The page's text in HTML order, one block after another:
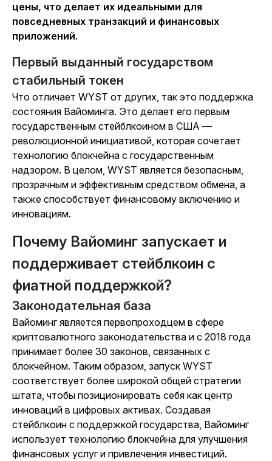
цены, что делает их идеальными для
повседневных транзакций и финансовых
приложений.
Первый выданный государством
стабильный токен
Что отличает WYST от других, так это поддержка
состояния Вайоминга. Это делает его первым
государственным стейблкоином в США —
революционной инициативой, которая сочетает
технологию блокчейна с государственным
надзором. В целом, WYST является безопасным,
прозрачным и эффективным средством обмена, а
также способствует финансовому включению и
инновациям.
Почему Вайоминг запускает и
поддерживает стейблкоин с
фиатной поддержкой?
Законодательная база
Вайоминг является первопроходцем в сфере
криптовалютного законодательства и с 2018 года
принимает более 30 законов, связанных с
блокчейном. Таким образом, запуск WYST
соответствует более широкой общей стратегии
штата, чтобы позиционировать себя как центр
инноваций в цифровых активах. Создавая
стейблкоин с поддержкой государства, Вайоминг
использует технологию блокчейна для улучшения
финансовых услуг и привлечения инвестиций.